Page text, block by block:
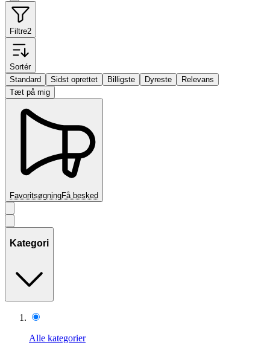
Filtre2
Sortér
Standard
Sidst oprettet Billigste Dyreste
Relevans
Tæt på mig
FavoritsøgningFå besked
Kategori
Alle kategorier